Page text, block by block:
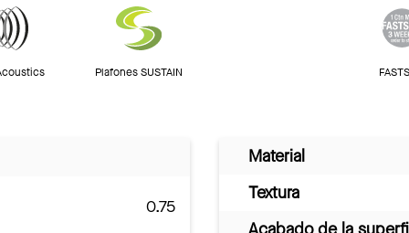
Plafones SUSTAIN
0.75
Material
Textura